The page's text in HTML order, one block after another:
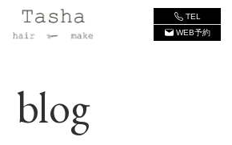
TEL
WEB予約
blog